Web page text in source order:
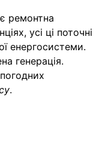
ремонтна
усі ці поточні
енергосистеми.
генерація.
.